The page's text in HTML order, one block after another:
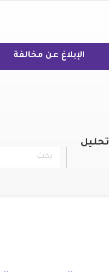
الإبلاغ عن مخالفة
تحليل